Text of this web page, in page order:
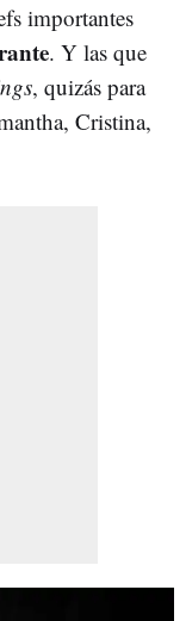
importantes
. Y las que
, quizás para
Cristina,